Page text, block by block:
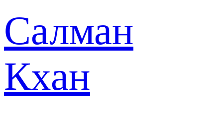
Салман
Кхан